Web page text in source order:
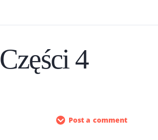
Części 4
Post a comment